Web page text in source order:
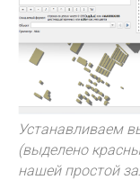
Устанавливаем
(выделено
нашей простой